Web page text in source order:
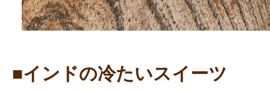
■インドの冷たいスイーツ